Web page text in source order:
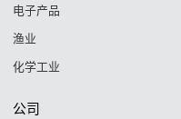
电子产品
渔业
化学工业
公司